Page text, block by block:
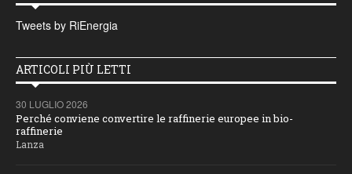
Tweets by RiEnergia
ARTICOLI PIÙ LETTI
30 LUGLIO 2026
Perché conviene convertire le raffinerie europee in bio-
raffinerie
Lanza